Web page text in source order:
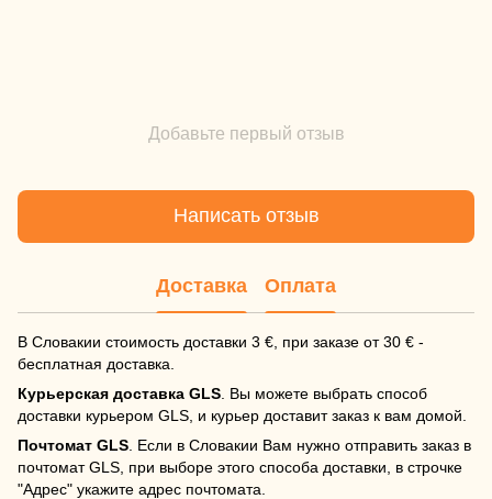
Добавьте первый отзыв
Написать отзыв
Доставка Оплата
В Словакии стоимость доставки 3 €, при заказе от 30 € -
бесплатная доставка.
Курьерская доставка GLS . Вы можете выбрать способ
доставки курьером GLS, и курьер доставит заказ к вам домой.
Почтомат GLS . Если в Словакии Вам нужно отправить заказ в
почтомат GLS, при выборе этого способа доставки, в строчке
"Адрес" укажите адрес почтомата.